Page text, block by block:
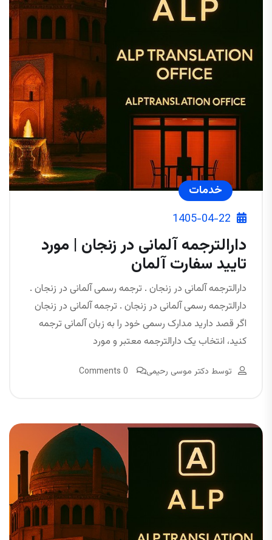
خدمات
1405-04-22
دارالترجمه آلمانی در زنجان | مورد
تایید سفارت آلمان
دارالترجمه آلمانی در زنجان . ترجمه رسمی آلمانی در زنجان .
دارالترجمه رسمی آلمانی در زنجان . ترجمه آلمانی در زنجان
اگر قصد دارید مدارک رسمی خود را به زبان آلمانی ترجمه
کنید، انتخاب یک دارالترجمه معتبر و مورد
توسط دکتر موسی رحیمی 0 Comments